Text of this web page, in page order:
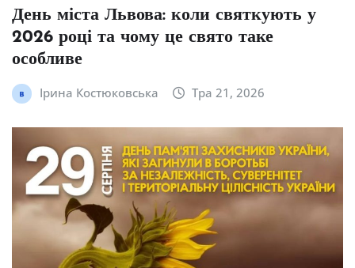
День міста Львова: коли святкують у
2026 році та чому це свято таке
особливе
Ірина Костюковська Тра 21, 2026